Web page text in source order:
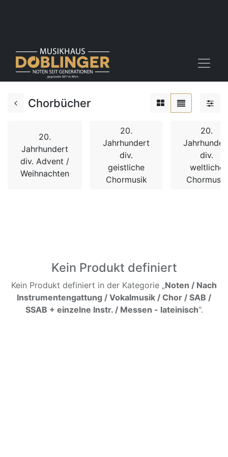
Chorbücher
20.
Jahrhundert
div. Advent /
Weihnachten
20.
Jahrhundert
div.
geistliche
Chormusik
20.
div.
weltliche
Chormusik
Kein Produkt definiert
Kein Produkt definiert in der Kategorie „Noten / Nach
Instrumentengattung / Vokalmusik / Chor / SAB /
SSAB + einzelne Instr. / Messen - lateinisch".